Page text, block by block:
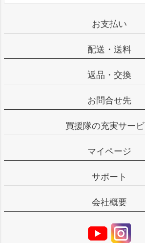
お支払い
配送・送料
返品・交換
お問合せ先
買援隊の充実サービ
マイページ
サポート
会社概要